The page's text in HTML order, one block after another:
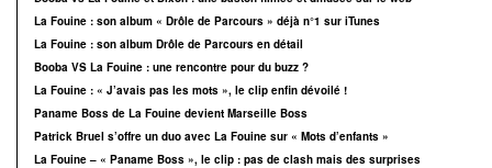
La Fouine : son album « Drôle de Parcours » déjà n°1 sur iTunes
La Fouine : son album Drôle de Parcours en détail
Booba VS La Fouine : une rencontre pour du buzz ?
La Fouine : « J’avais pas les mots », le clip enfin dévoilé !
Paname Boss de La Fouine devient Marseille Boss
Patrick Bruel s’offre un duo avec La Fouine sur « Mots d’enfants »
La Fouine – « Paname Boss », le clip : pas de clash mais des surprises